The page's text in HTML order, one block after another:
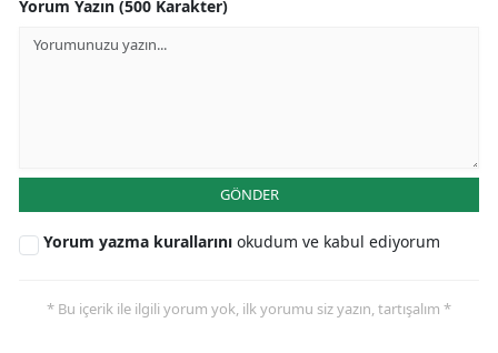
Yorum Yazın (500 Karakter)
GÖNDER
Yorum yazma kurallarını okudum ve kabul ediyorum
* Bu içerik ile ilgili yorum yok, ilk yorumu siz yazın, tartışalım *